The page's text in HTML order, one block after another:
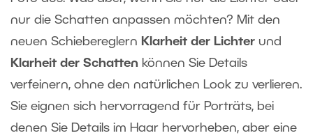
nur die Schatten anpassen möchten? Mit den
neuen Schiebereglern Klarheit der Lichter und
Klarheit der Schatten können Sie Details
verfeinern, ohne den natürlichen Look zu verlieren.
Sie eignen sich hervorragend für Porträts, bei
denen Sie Details im Haar hervorheben, aber eine